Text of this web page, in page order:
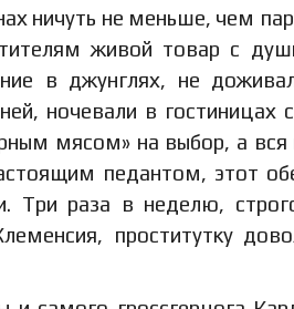
ничуть не меньше, чем
живой товар с
в джунглях, не
ночевали в
мясом» на выбор, а вся
педантом, этот
Три раза в неделю,
проститутку